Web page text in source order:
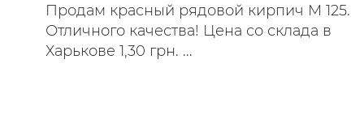
Продам красный рядовой кирпич М 125.
Отличного качества! Цена со склада в
Харькове 1,30 грн. ...